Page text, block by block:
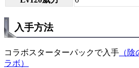
入手方法
コラボスターターパックで入手 （
ラボ）